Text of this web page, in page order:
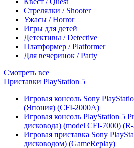
Квест / Quest
Стрелялки / Shooter
Ужасы / Horror
Игры для детей
Детективы / Detective
Платформер / Platformer
Для вечеринок / Party
Смотреть все
Приставки PlayStation 5
Игровая консоль Sony
(Япония) (CFI-2000A)
Игровая консоль PlayStation 5
дисковода) (model CFI-7000)
Игровая приставка Sony
дисководом) (GameReplay)